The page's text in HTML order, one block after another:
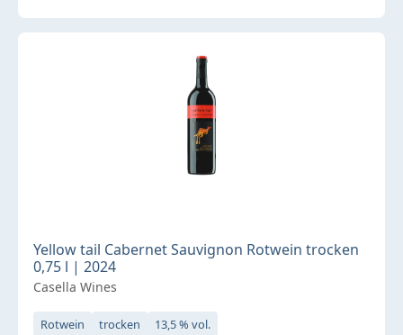
Yellow tail Cabernet Sauvignon Rotwein trocken
0,75 l | 2024
Casella Wines
Rotwein trocken 13,5 % vol.